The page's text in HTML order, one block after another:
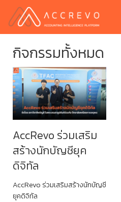
กิจกรรมทั้งหมด
AccRevo ร่วมเสริม
สร้างนักบัญชียุค
ดิจิทัล
AccRevo ร่วมเสริมสร้างนักบัญชี
ยุคดิจิทัล